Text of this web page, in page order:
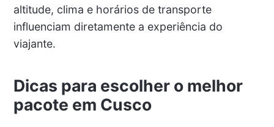
altitude, clima e horários de transporte
influenciam diretamente a experiência do
viajante.
Dicas para escolher o melhor
pacote em Cusco